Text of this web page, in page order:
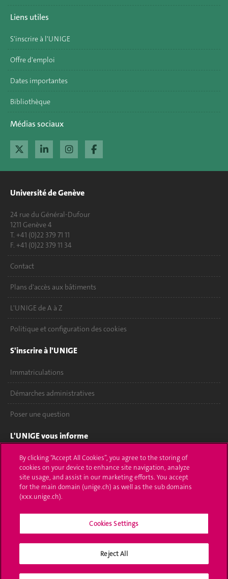
Liens utiles
S'inscrire à l'UNIGE
Offre d'emploi
Dates importantes
Bibliothèque
Médias sociaux
Université de Genève
24 rue du Général-Dufour
1211 Genève 4
T. +41 (0)22 379 71 11
F. +41 (0)22 379 11 34
Contact
Plans d'accès aux bâtiments
L'UNIGE de A à Z
Politique et configuration des cookies
S'inscrire à l'UNIGE
Immatriculations
Démarches administratives
Poser une question
L'UNIGE vous informe
UNIGE Mobile
Médias
Offres d'emploi
Calendrier académique
Médias sociaux UNIGE
By clicking “Accept All Cookies”, you agree to the storing of
cookies on your device to enhance site navigation, analyze
site usage, and assist in our marketing efforts. You accept
for the main domain (unige.ch) as well as the sub domains
(xxx.unige.ch).
Cookies Settings
Reject All